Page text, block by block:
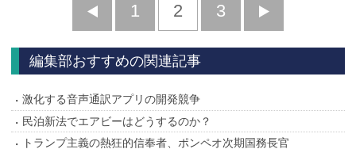
前
へ
1 2 3
へ
編集部おすすめの関連記事
激化する音声通訳アプリの開発競争
民泊新法でエアビーはどうするのか？
トランプ主義の熱狂的信奉者、ポンペオ次期国務長官